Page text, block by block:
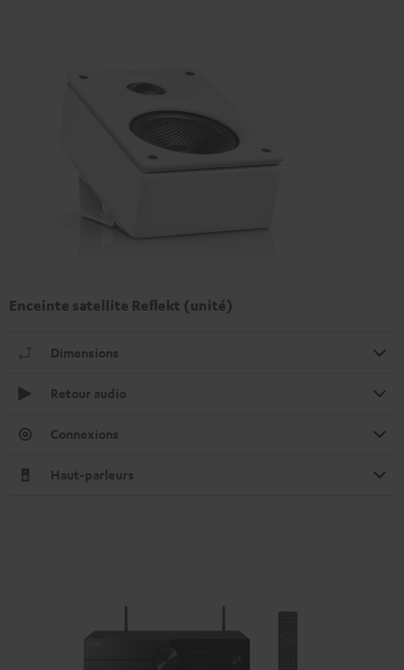
Enceinte satellite Reflekt (unité)
Dimensions
Retour audio
Connexions
Haut-parleurs